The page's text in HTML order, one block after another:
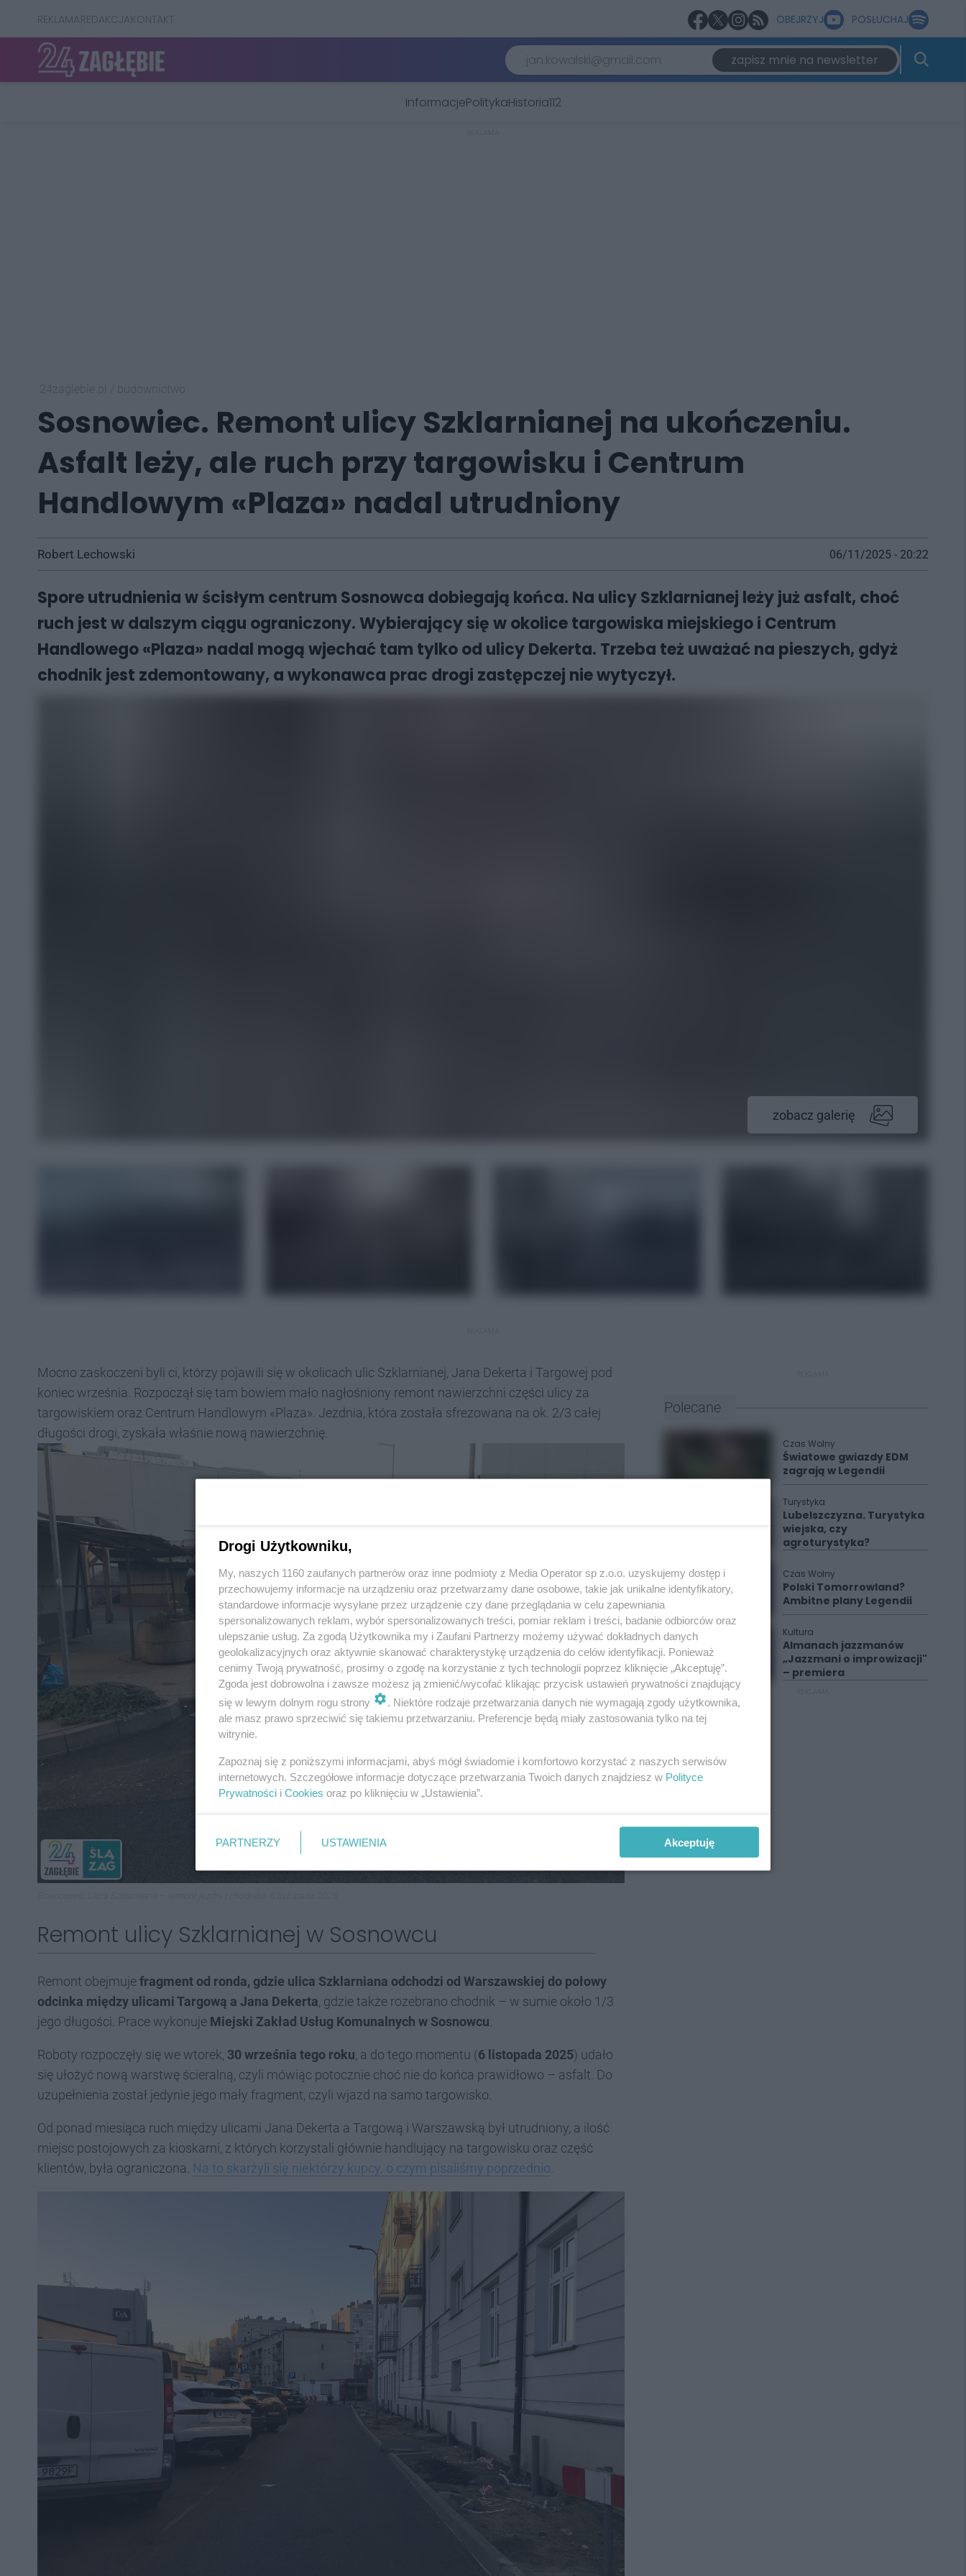
REKLAMAREDAKCJAKONTAKT OBEJRZYJ POSŁUCHAJ
zapisz mnie na newsletter
InformacjePolitykaHistoria112
Sosnowiec. Remont ulicy Szklarnianej na ukończeniu.
Asfalt leży, ale ruch przy targowisku i Centrum
Handlowym «Plaza» nadal utrudniony
Robert Lechowski 06/11/2025 - 20:22
Spore utrudnienia w ścisłym centrum Sosnowca dobiegają końca. Na ulicy Szklarnianej leży już asfalt, choć
ruch jest w dalszym ciągu ograniczony. Wybierający się w okolice targowiska miejskiego i Centrum
Handlowego «Plaza» nadal mogą wjechać tam tylko od ulicy Dekerta. Trzeba też uważać na pieszych, gdyż
chodnik jest zdemontowany, a wykonawca prac drogi zastępczej nie wytyczył.
zobacz galerię
Mocno zaskoczeni byli ci, którzy pojawili się w okolicach ulic Szklarnianej, Jana Dekerta i Targowej pod
koniec września. Rozpoczął się tam bowiem mało nagłośniony remont nawierzchni części ulicy za
targowiskiem oraz Centrum Handlowym «Plaza». Jezdnia, która została sfrezowana na ok. 2/3 całej
długości drogi, zyskała właśnie nową nawierzchnię.
Remont ulicy Szklarnianej w Sosnowcu
Remont obejmujefragment od ronda, gdzie ulica Szklarniana odchodzi od Warszawskiej do połowy
odcinka między ulicami Targową a Jana Dekerta, gdzie także rozebrano chodnik – w sumie około 1/3
jego długości. Prace wykonuje Miejski Zakład Usług Komunalnych w Sosnowcu.
Roboty rozpoczęły się we wtorek, 30 września tego roku, a do tego momentu (6 listopada 2025) udało
się ułożyć nową warstwę ścieralną, czyli mówiąc potocznie choć nie do końca prawidłowo – asfalt. Do
uzupełnienia został jedynie jego mały fragment, czyli wjazd na samo targowisko.
Od ponad miesiąca ruch między ulicami Jana Dekerta a Targową i Warszawską był utrudniony, a ilość
miejsc postojowych za kioskami, z których korzystali głównie handlujący na targowisku oraz część
klientów, była ograniczona. Na to skarżyli się niektórzy kupcy, o czym pisaliśmy poprzednio.
Polecane
Czas Wolny
Światowe gwiazdy EDM
zagrają w Legendii
Turystyka
Lubelszczyzna. Turystyka
wiejska, czy
agroturystyka?
Czas Wolny
Polski Tomorrowland?
Ambitne plany Legendii
Kultura
Almanach jazzmanów
„Jazzmani o improwizacji"
– premiera
Drogi Użytkowniku,
My, naszych 1160 zaufanych partnerów oraz inne podmioty z Media Operator sp z.o.o. uzyskujemy dostęp i
przechowujemy informacje na urządzeniu oraz przetwarzamy dane osobowe, takie jak unikalne identyfikatory,
standardowe informacje wysyłane przez urządzenie czy dane przeglądania w celu zapewniania
spersonalizowanych reklam, wybór spersonalizowanych treści, pomiar reklam i treści, badanie odbiorców oraz
ulepszanie usług. Za zgodą Użytkownika my i Zaufani Partnerzy możemy używać dokładnych danych
geolokalizacyjnych oraz aktywnie skanować charakterystykę urządzenia do celów identyfikacji. Ponieważ
cenimy Twoją prywatność, prosimy o zgodę na korzystanie z tych technologii poprzez kliknięcie „Akceptuję”.
Zgoda jest dobrowolna i zawsze możesz ją zmienić/wycofać klikając przycisk ustawień prywatności znajdujący
się w lewym dolnym rogu strony
. Niektóre rodzaje przetwarzania danych nie wymagają zgody użytkownika,
ale masz prawo sprzeciwić się takiemu przetwarzaniu. Preferencje będą miały zastosowania tylko na tej
witrynie.
Zapoznaj się z poniższymi informacjami, abyś mógł świadomie i komfortowo korzystać z naszych serwisów
internetowych. Szczegółowe informacje dotyczące przetwarzania Twoich danych znajdziesz w Polityce
Prywatności i Cookies oraz po kliknięciu w „Ustawienia”.
PARTNERZY USTAWIENIA Akceptuję